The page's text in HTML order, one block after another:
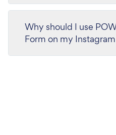
Why should I use
Form on my